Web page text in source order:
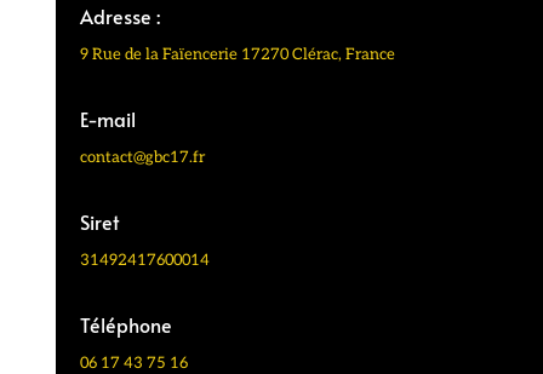
Adresse :
9 Rue de la Faïencerie 17270 Clérac, France
E-mail
contact@gbc17.fr
Siret
31492417600014
Téléphone
06 17 43 75 16